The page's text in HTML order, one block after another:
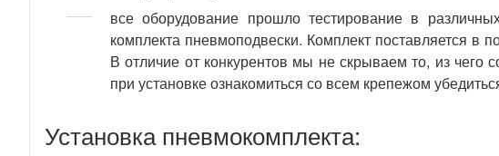
все оборудование прошло тестирование в
комплекта пневмоподвески. Комплект поставляется в
В отличие от конкурентов мы не скрываем то, из чего
при установке ознакомиться со всем крепежом
Установка пневмокомплекта: